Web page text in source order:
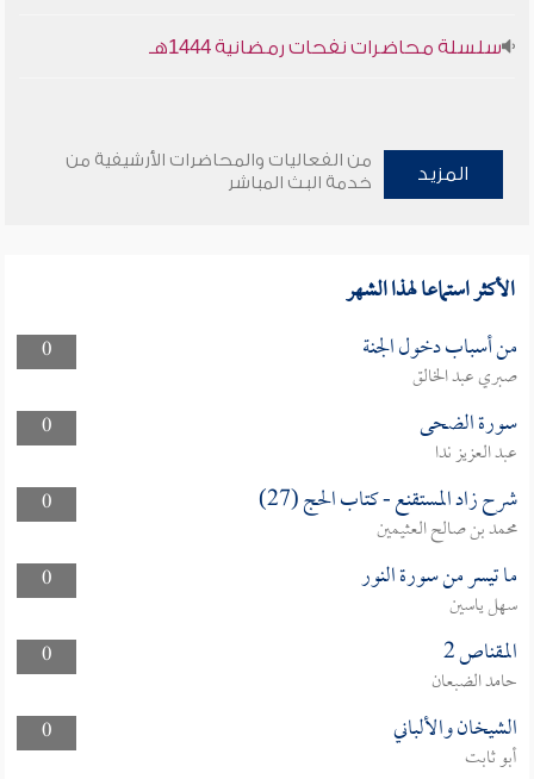
سلسلة محاضرات نفحات رمضانية 1444هـ
المزيد
من الفعاليات والمحاضرات الأرشيفية من
خدمة البث المباشر
الأكثر استماعا لهذا الشهر
0 من أسباب دخول الجنة
صبري عبد الخالق
0
سورة الضحى
عبد العزيز ندا
0
شرح زاد المستقنع - كتاب الحج (27)
محمد بن صالح العثيمين
0
ما تيسر من سورة النور
سهل ياسين
0
المقناص 2
حامد الضبعان
0
الشيخان والألباني
أبو ثابت